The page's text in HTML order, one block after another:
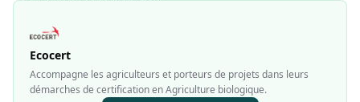
Ecocert
Accompagne les agriculteurs et porteurs de projets dans leurs
démarches de certification en Agriculture biologique.